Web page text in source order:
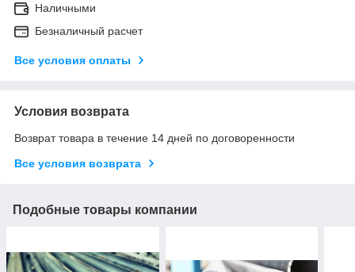
Наличными
Безналичный расчет
Все условия оплаты
Условия возврата
Возврат товара в течение 14 дней по договоренности
Все условия возврата
Подобные товары компании